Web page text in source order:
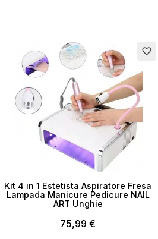
Esaurito favorite_border
Kit 4 in 1 Estetista Aspiratore Fresa
Lampada Manicure Pedicure NAIL
ART Unghie
75,99 €
×